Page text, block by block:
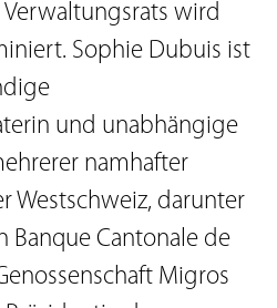
wird
Sophie Dubuis ist
und unabhängige
namhafter
Westschweiz, darunter
Banque Cantonale de
Migros